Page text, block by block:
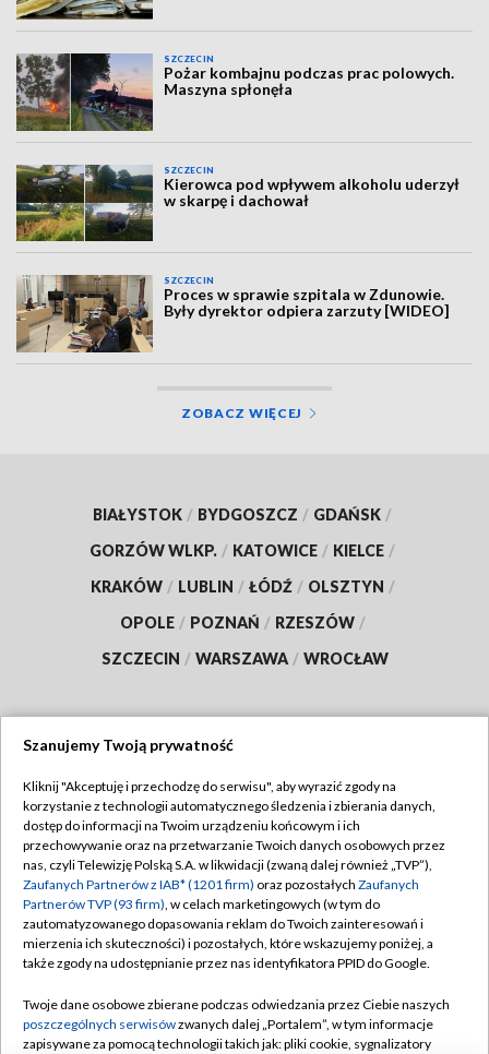
SZCZECIN
Pożar kombajnu podczas prac polowych.
Maszyna spłonęła
SZCZECIN
Kierowca pod wpływem alkoholu uderzył
w skarpę i dachował
SZCZECIN
Proces w sprawie szpitala w Zdunowie.
Były dyrektor odpiera zarzuty [WIDEO]
ZOBACZ WIĘCEJ
BIAŁYSTOK / BYDGOSZCZ / GDAŃSK /
GORZÓW WLKP. / KATOWICE / KIELCE /
KRAKÓW / LUBLIN / ŁÓDŹ / OLSZTYN /
OPOLE / POZNAŃ / RZESZÓW /
SZCZECIN / WARSZAWA / WROCŁAW
TVP
Abonament TVP
Emisja w TVP
Centrum informacji TVP
Naziemna Telewizja Cyfrowa
Rada Programowa
Regulamin TVP
Polityka prywatności
Moje zgody
Pomoc
Kontakt
Szanujemy Twoją prywatność
Kliknij "Akceptuję i przechodzę do serwisu", aby wyrazić zgody na
korzystanie z technologii automatycznego śledzenia i zbierania danych,
dostęp do informacji na Twoim urządzeniu końcowym i ich
przechowywanie oraz na przetwarzanie Twoich danych osobowych przez
nas, czyli Telewizję Polską S.A. w likwidacji (zwaną dalej również „TVP”),
Zaufanych Partnerów z IAB* (1201 firm) oraz pozostałych Zaufanych
Partnerów TVP (93 firm), w celach marketingowych (w tym do
zautomatyzowanego dopasowania reklam do Twoich zainteresowań i
mierzenia ich skuteczności) i pozostałych, które wskazujemy poniżej, a
także zgody na udostępnianie przez nas identyfikatora PPID do Google.
Twoje dane osobowe zbierane podczas odwiedzania przez Ciebie naszych
poszczególnych serwisówzwanych dalej „Portalem”, w tym informacje
zapisywane za pomocą technologii takich jak: pliki cookie, sygnalizatory